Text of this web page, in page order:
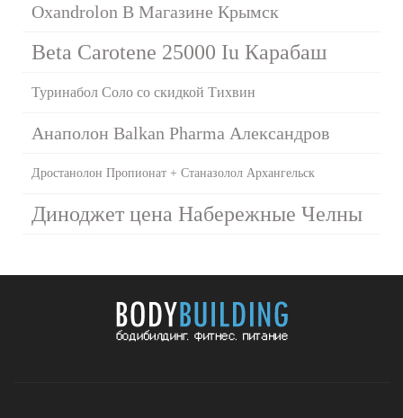
Oxandrolon В Магазине Крымск
Beta Carotene 25000 Iu Карабаш
Туринабол Соло со скидкой Тихвин
Анаполон Balkan Pharma Александров
Дростанолон Пропионат + Станазолол Архангельск
Диноджет цена Набережные Челны